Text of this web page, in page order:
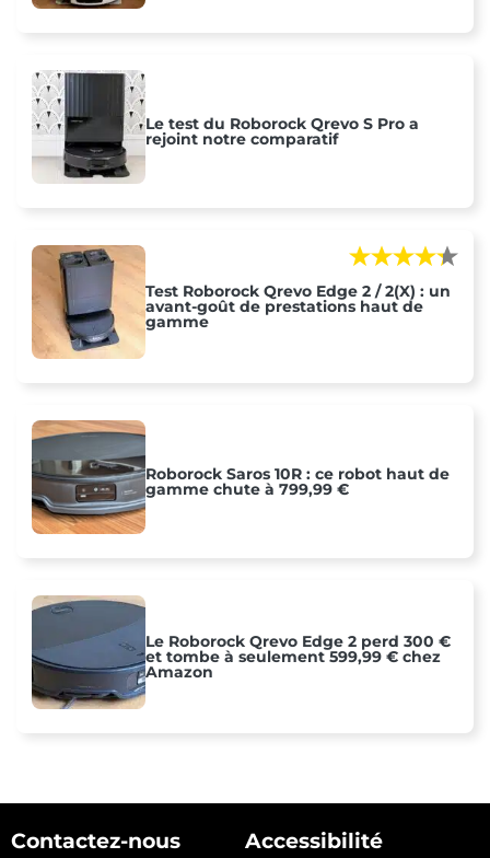
Le test du Roborock Qrevo S Pro a
rejoint notre comparatif
Test Roborock Qrevo Edge 2 / 2(X) : un
avant-goût de prestations haut de
gamme
Roborock Saros 10R : ce robot haut de
gamme chute à 799,99 €
Le Roborock Qrevo Edge 2 perd 300 €
et tombe à seulement 599,99 € chez
Amazon
Contactez-nous Accessibilité